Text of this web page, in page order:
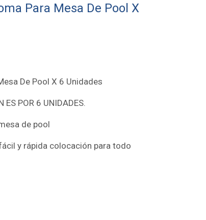
Para Mesa De Pool X
De Pool X 6 Unidades
ES POR 6 UNIDADES.
de pool
y rápida colocación para todo